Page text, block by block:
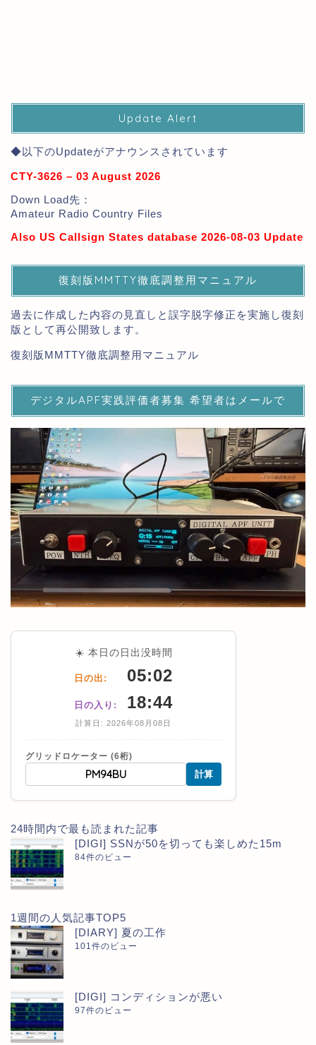
Update Alert
◆以下のUpdateがアナウンスされています
CTY-3626 – 03 August 2026
Down Load先：
Amateur Radio Country Files
Also US Callsign States database 2026-08-03 Update
復刻版MMTTY徹底調整用マニュアル
過去に作成した内容の見直しと誤字脱字修正を実施し復刻
版として再公開致します。
復刻版MMTTY徹底調整用マニュアル
デジタルAPF実践評価者募集 希望者はメールで
☀️ 本日の日出没時間
日の出: 05:02
日の入り: 18:44
計算日: 2026年08月08日
グリッドロケーター (6桁)
計算
24時間内で最も読まれた記事
[DIGI] SSNが50を切っても楽しめた15m
84件のビュー
1週間の人気記事TOP5
[DIARY] 夏の工作
101件のビュー
[DIGI] コンディションが悪い
97件のビュー